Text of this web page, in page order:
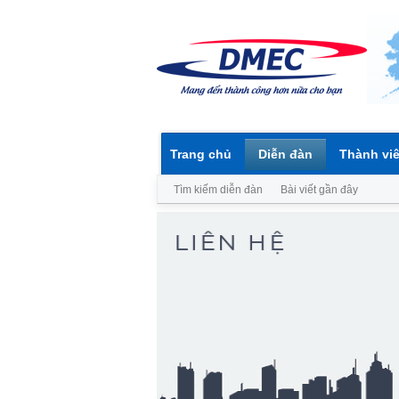
Trang chủ Diễn đàn
Tìm kiếm diễn đàn Bài viết gần đây
Thành